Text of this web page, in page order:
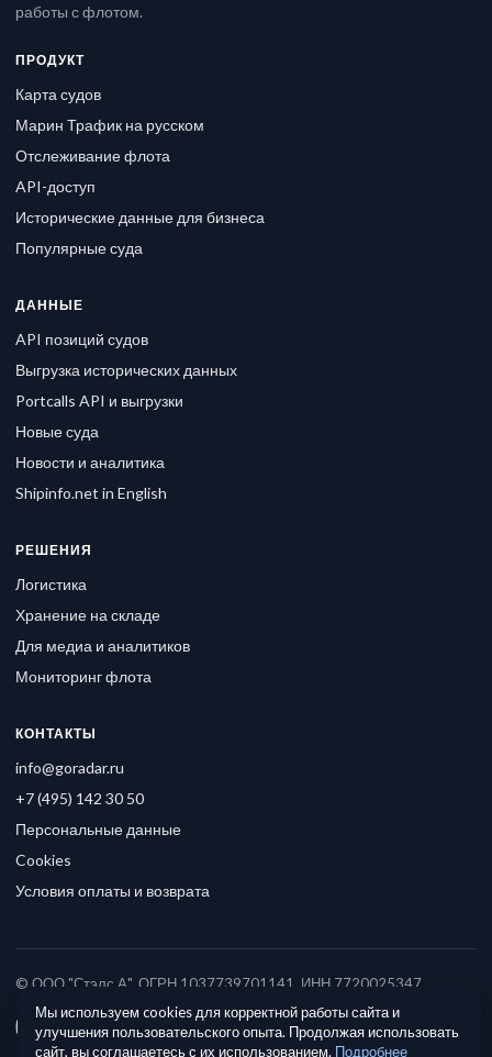
работы с флотом.
ПРОДУКТ
Карта судов
Марин Трафик на русском
Отслеживание флота
API-доступ
Исторические данные для бизнеса
Популярные суда
ДАННЫЕ
API позиций судов
Выгрузка исторических данных
Portcalls API и выгрузки
Новые суда
Новости и аналитика
Shipinfo.net in English
РЕШЕНИЯ
Логистика
Хранение на складе
Для медиа и аналитиков
Мониторинг флота
КОНТАКТЫ
info@goradar.ru
+7 (495) 142 30 50
Персональные данные
Cookies
Условия оплаты и возврата
© ООО "Стэлс А", ОГРН 1037739701141, ИНН 7720025347
Мы используем cookies для корректной работы сайта и
улучшения пользовательского опыта. Продолжая использовать
сайт, вы соглашаетесь с их использованием. Подробнее